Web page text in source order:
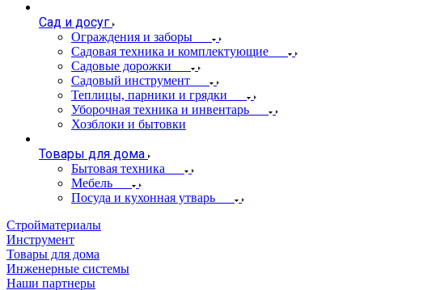
Сад и досуг
Ограждения и заборы
Садовая техника и комплектующие
Садовые дорожки
Садовый инструмент
Теплицы, парники и грядки
Уборочная техника и инвентарь
Хозблоки и бытовки
Товары для дома
Бытовая техника
Мебель
Посуда и кухонная утварь
Стройматериалы
Инструмент
Товары для дома
Инженерные системы
Наши партнеры